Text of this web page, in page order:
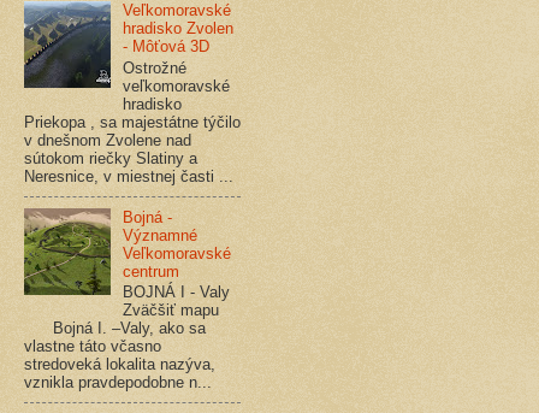
Veľkomoravské
hradisko Zvolen
- Môťová 3D
Ostrožné
veľkomoravské
hradisko
Priekopa , sa majestátne týčilo
v dnešnom Zvolene nad
sútokom riečky Slatiny a
Neresnice, v miestnej časti ...
Bojná -
Významné
Veľkomoravské
centrum
BOJNÁ I - Valy
Zväčšiť mapu
Bojná I. –Valy, ako sa
vlastne táto včasno
stredoveká lokalita nazýva,
vznikla pravdepodobne n...